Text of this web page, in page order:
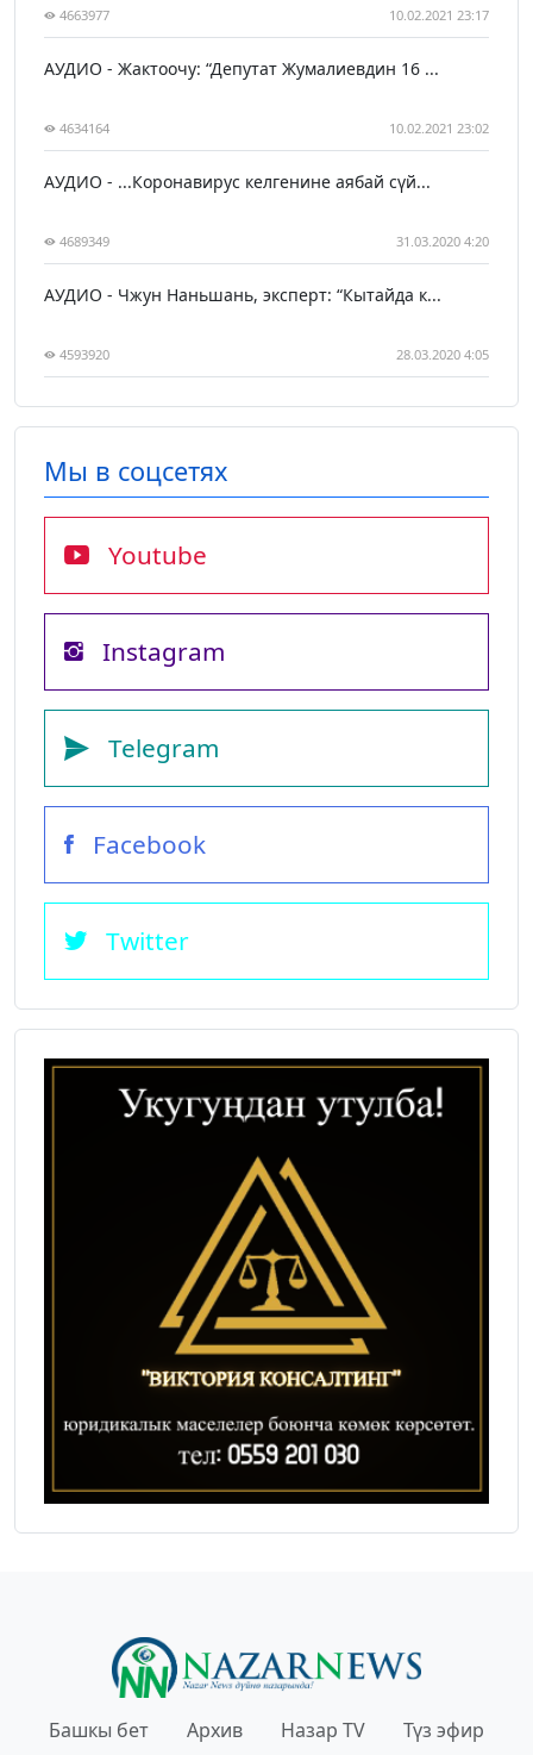
4663977 10.02.2021 23:17
АУДИО - Жактоочу: “Депутат Жумалиевдин 16 ...
4634164 10.02.2021 23:02
АУДИО - ...Коронавирус келгенине аябай сүй...
4689349 31.03.2020 4:20
АУДИО - Чжун Наньшань, эксперт: “Кытайда к...
4593920 28.03.2020 4:05
Мы в соцсетях
Youtube
Instagram
Telegram
Facebook
Twitter
Башкы бет Архив Назар TV Түз эфир